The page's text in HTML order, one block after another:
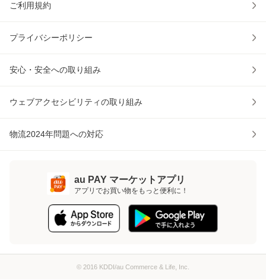
ご利用規約
プライバシーポリシー
安心・安全への取り組み
ウェブアクセシビリティの取り組み
物流2024年問題への対応
au PAY マーケットアプリ
アプリでお買い物をもっと便利に！
© 2016 KDDI/au Commerce & Life, Inc.